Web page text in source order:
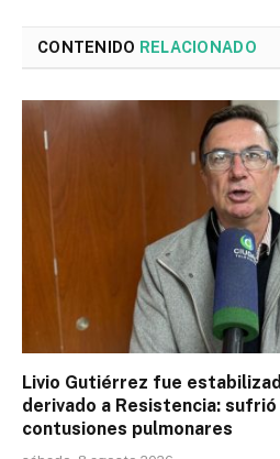
CONTENIDO RELACIONADO
Livio Gutiérrez fue
derivado a Resistencia:
contusiones pulmonares